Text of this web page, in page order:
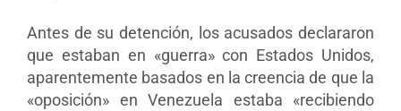
Antes de su detención, los acusados ​​declararon
que estaban en «guerra» con Estados Unidos,
aparentemente basados ​​en la creencia de que la
«oposición» en Venezuela estaba «recibiendo